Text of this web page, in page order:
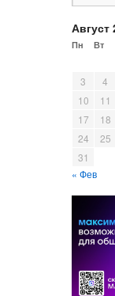
Август
Пн Вт
3
4
10
11
17
18
24
25
31
« Фев